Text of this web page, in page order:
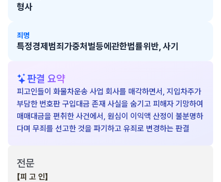
형사
죄명
특정경제범죄가중처벌등에관한법률위반, 사기
판결 요약
피고인들이 화물차운송 사업 회사를 매각하면서, 지입차주가
부담한 번호판 구입대금 존재 사실을 숨기고 피해자 기망하여
매매대금을 편취한 사건에서, 원심이 이익액 산정이 불분명하
다며 무죄를 선고한 것을 파기하고 유죄로 변경하는 판결
전문
【피 고 인】